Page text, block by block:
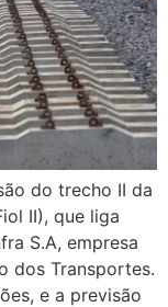
do trecho II da
II), que liga
S.A, empresa
dos Transportes.
e a previsão